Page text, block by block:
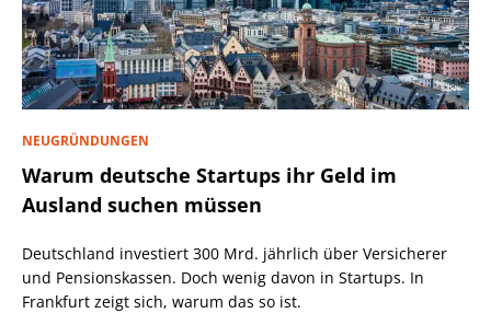
NEUGRÜNDUNGEN
Warum deutsche Startups ihr Geld im
Ausland suchen müssen
Deutschland investiert 300 Mrd. jährlich über Versicherer
und Pensionskassen. Doch wenig davon in Startups. In
Frankfurt zeigt sich, warum das so ist.